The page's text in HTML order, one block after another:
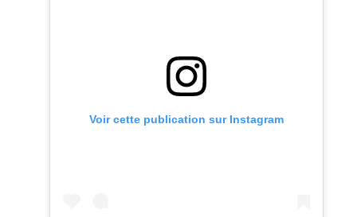
Voir cette publication sur Instagram